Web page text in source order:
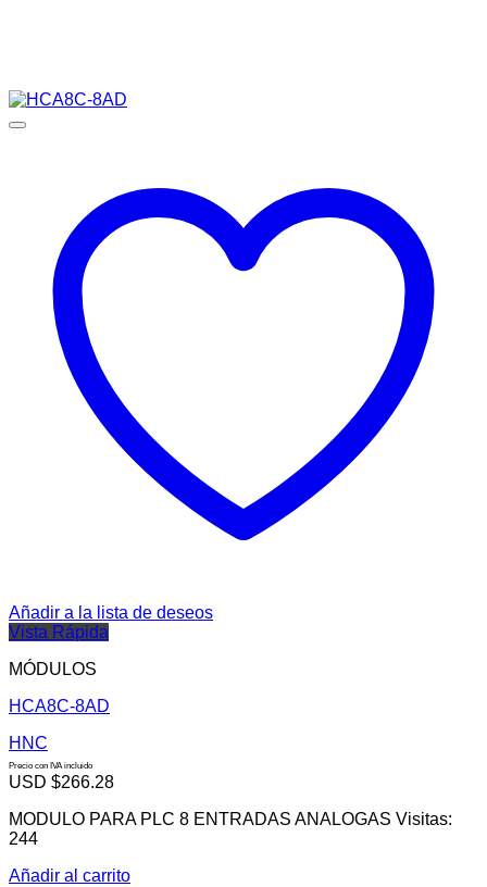
Añadir a la lista de deseos
Vista Rápida
MÓDULOS
HCA8C-8AD
HNC
Precio con IVA incluido
USD $266.28
MODULO PARA PLC 8 ENTRADAS ANALOGAS Visitas:
244
Añadir al carrito